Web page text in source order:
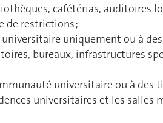
cafétérias, auditoires
de restrictions ;
uniquement ou à
bureaux, infrastructures
universitaire ou à des
universitaires et les salles